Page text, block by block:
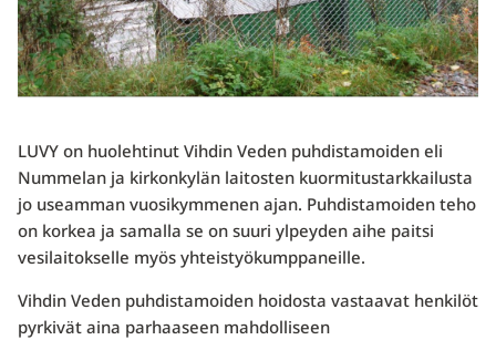
LUVY on huolehtinut Vihdin Veden puhdistamoiden eli
Nummelan ja kirkonkylän laitosten kuormitustarkkailusta
jo useamman vuosikymmenen ajan. Puhdistamoiden teho
on korkea ja samalla se on suuri ylpeyden aihe paitsi
vesilaitokselle myös yhteistyökumppaneille.
Vihdin Veden puhdistamoiden hoidosta vastaavat henkilöt
pyrkivät aina parhaaseen mahdolliseen